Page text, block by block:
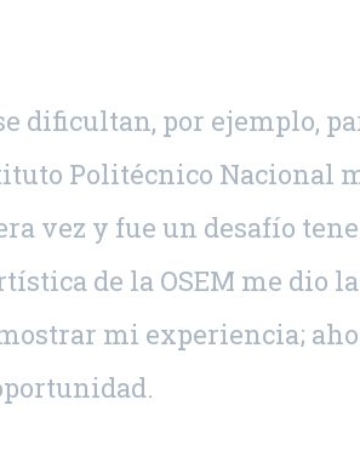
dificultan, por ejemplo,
Politécnico Nacional
vez y fue un desafío
de la OSEM me dio la
mi experiencia;